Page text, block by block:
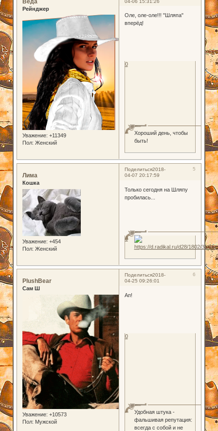
04-06 15:31:26
Веда
Рейнджер
Уважение: +11349
Пол: Женский
Оле, оле-оле!!! "Шляпа"
вперёд!
Хороший день, чтобы
быть!
0
Поделиться 5
2018-
04-07 20:17:59
Лима
Кошка
Уважение: +454
Пол: Женский
Только сегодня на Шляпу
пробилась...
0
Поделиться 6
2018-
04-25 09:26:01
PlushBear
Сам Ш
Уважение: +10573
Пол: Мужской
Ап!
Удобная штука -
фальшивая репутация:
всегда с собой и не
0